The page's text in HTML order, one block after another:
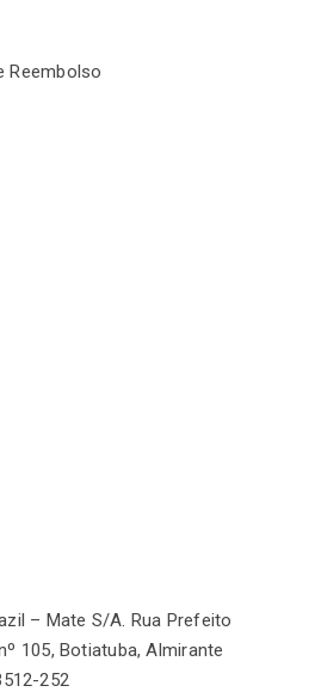
Reembolso
– Mate S/A. Rua Prefeito
105, Botiatuba, Almirante
252